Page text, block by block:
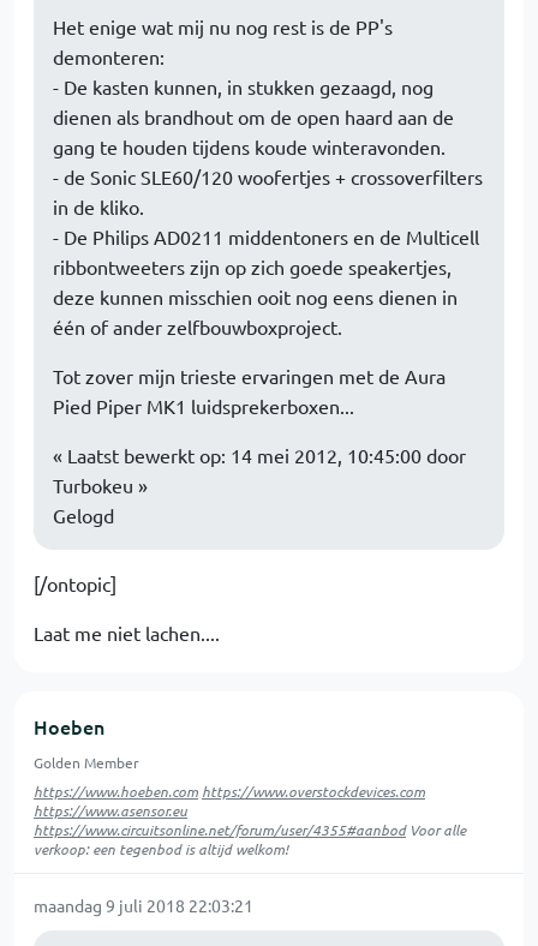
Het enige wat mij nu nog rest is de PP's
demonteren:
- De kasten kunnen, in stukken gezaagd, nog
dienen als brandhout om de open haard aan de
gang te houden tijdens koude winteravonden.
- de Sonic SLE60/120 woofertjes + crossoverfilters
in de kliko.
- De Philips AD0211 middentoners en de Multicell
ribbontweeters zijn op zich goede speakertjes,
deze kunnen misschien ooit nog eens dienen in
één of ander zelfbouwboxproject.
Tot zover mijn trieste ervaringen met de Aura
Pied Piper MK1 luidsprekerboxen...
« Laatst bewerkt op: 14 mei 2012, 10:45:00 door
Turbokeu »
Gelogd
[/ontopic]
Laat me niet lachen....
Hoeben
Golden Member
https://www.hoeben.com https://www.overstockdevices.com
https://www.asensor.eu
https://www.circuitsonline.net/forum/user/4355#aanbodVoor alle
verkoop: een tegenbod is altijd welkom!
maandag 9 juli 2018 22:03:21